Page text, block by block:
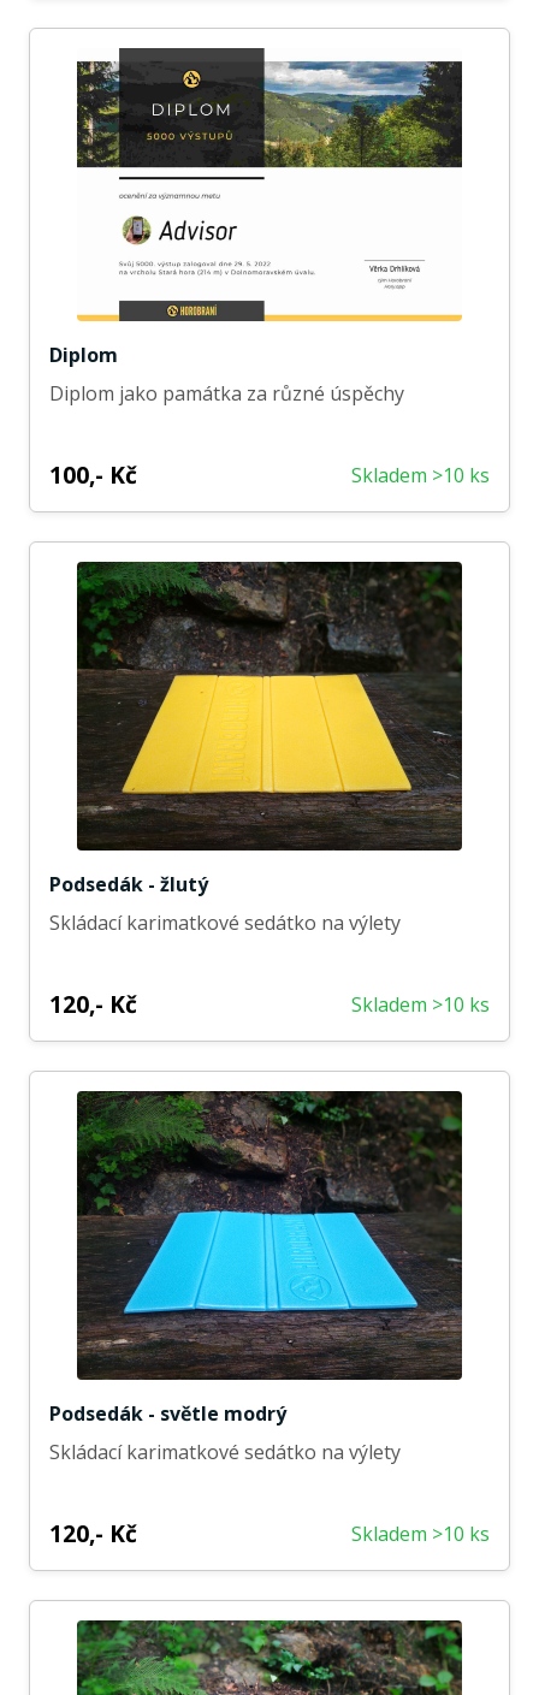
Diplom
Diplom jako památka za různé úspěchy
100,- Kč Skladem >10 ks
Podsedák - žlutý
Skládací karimatkové sedátko na výlety
120,- Kč Skladem >10 ks
Podsedák - světle modrý
Skládací karimatkové sedátko na výlety
120,- Kč Skladem >10 ks